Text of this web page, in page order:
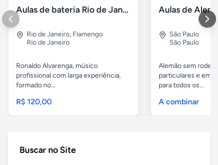
Aulas de bateria Rio de Janeiro
Rio de Janeiro, Flamengo
Rio de Janeiro
Ronaldo Alvarenga, músico
profissional com larga experiência,
formado no...
R$ 120,00
São Paulo
São Paulo
Alemão sem
particulares e em
para todos os...
A combinar
Buscar no Site